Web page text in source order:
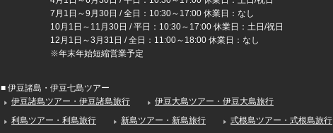
7月1日～9月30日 / 全日：10:30～17:00 休業日：なし
10月1日～11月30日 / 平日：10:30～17:00 休業日：土日/祝日
12月1日～3月31日 / 全日：11:00～18:00 休業日：なし
※年末年始短縮営業予定
■ 伊豆諸島・伊豆七島ツアー
伊豆諸島ツアー・伊豆諸島旅行
伊豆大島ツアー・伊豆大島旅行
利島ツアー・利島旅行
新島ツアー・新島旅行
式根島ツアー・式根島旅行